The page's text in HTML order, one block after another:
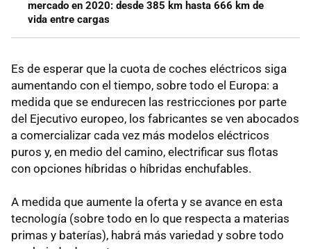
mercado en 2020: desde 385 km hasta 666 km de
vida entre cargas
Es de esperar que la cuota de coches eléctricos siga
aumentando con el tiempo, sobre todo el Europa: a
medida que se endurecen las restricciones por parte
del Ejecutivo europeo, los fabricantes se ven abocados
a comercializar cada vez más modelos eléctricos
puros y, en medio del camino, electrificar sus flotas
con opciones híbridas o híbridas enchufables.
A medida que aumente la oferta y se avance en esta
tecnología (sobre todo en lo que respecta a materias
primas y baterías), habrá más variedad y sobre todo